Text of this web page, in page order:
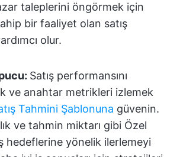
taleplerini öngörmek için
bir faaliyet olan satış
olur.
Satış performansını
ve anahtar metrikleri izlemek
Tahmini Şablonuna güvenin.
ve tahmin miktarı gibi Özel
hedeflerine yönelik ilerlemeyi